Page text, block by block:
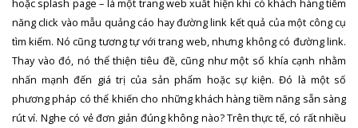
hoặc splash page – là một trang web xuất hiện khi có khách hàng tiềm
năng click vào mẫu quảng cáo hay đường link kết quả của một công cụ
tìm kiếm. Nó cũng tương tự với trang web, nhưng không có đường link.
Thay vào đó, nó thể thiện tiêu đề, cũng như một số khía cạnh nhằm
nhấn mạnh đến giá trị của sản phẩm hoặc sự kiện. Đó là một số
phương pháp có thể khiến cho những khách hàng tiềm năng sẵn sàng
rút ví. Nghe có vẻ đơn giản đúng không nào? Trên thực tế, có rất nhiều